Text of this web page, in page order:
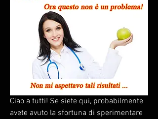
Ciao a tutti! Se siete qui, probabilmente
avete avuto la sfortuna di sperimentare